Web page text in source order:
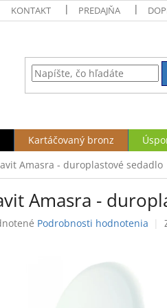
KONTAKT PREDAJŇA
Kartáčovaný bronz
Amasra - duroplastové sedadlo
Amasra -
Podrobnosti hodnotenia